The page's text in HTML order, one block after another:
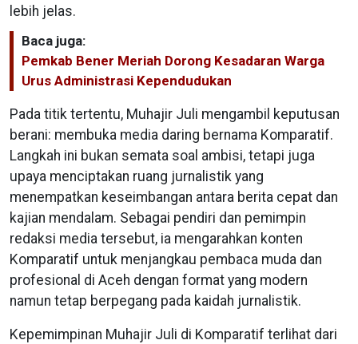
lebih jelas.
Baca juga:
Pemkab Bener Meriah Dorong Kesadaran Warga
Urus Administrasi Kependudukan
Pada titik tertentu, Muhajir Juli mengambil keputusan
berani: membuka media daring bernama Komparatif.
Langkah ini bukan semata soal ambisi, tetapi juga
upaya menciptakan ruang jurnalistik yang
menempatkan keseimbangan antara berita cepat dan
kajian mendalam. Sebagai pendiri dan pemimpin
redaksi media tersebut, ia mengarahkan konten
Komparatif untuk menjangkau pembaca muda dan
profesional di Aceh dengan format yang modern
namun tetap berpegang pada kaidah jurnalistik.
Kepemimpinan Muhajir Juli di Komparatif terlihat dari